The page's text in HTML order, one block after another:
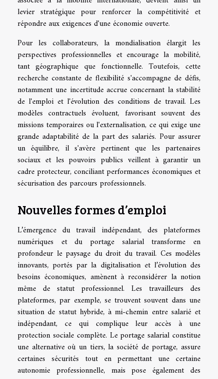
levier stratégique pour renforcer la compétitivité et
répondre aux exigences d'une économie ouverte.
Pour les collaborateurs, la mondialisation élargit les
perspectives professionnelles et encourage la mobilité,
tant géographique que fonctionnelle. Toutefois, cette
recherche constante de flexibilité s'accompagne de défis,
notamment une incertitude accrue concernant la stabilité
de l'emploi et l'évolution des conditions de travail. Les
modèles contractuels évoluent, favorisant souvent des
missions temporaires ou l'externalisation, ce qui exige une
grande adaptabilité de la part des salariés. Pour assurer
un équilibre, il s'avère pertinent que les partenaires
sociaux et les pouvoirs publics veillent à garantir un
cadre protecteur, conciliant performances économiques et
sécurisation des parcours professionnels.
Nouvelles formes d’emploi
L’émergence du travail indépendant, des plateformes
numériques et du portage salarial transforme en
profondeur le paysage du droit du travail. Ces modèles
innovants, portés par la digitalisation et l’évolution des
besoins économiques, amènent à reconsidérer la notion
même de statut professionnel. Les travailleurs des
plateformes, par exemple, se trouvent souvent dans une
situation de statut hybride, à mi-chemin entre salarié et
indépendant, ce qui complique leur accès à une
protection sociale complète. Le portage salarial constitue
une alternative où un tiers, la société de portage, assure
certaines sécurités tout en permettant une certaine
autonomie professionnelle, mais pose également des